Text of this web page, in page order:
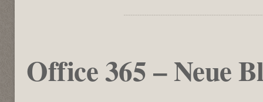
Office 365 – Neue